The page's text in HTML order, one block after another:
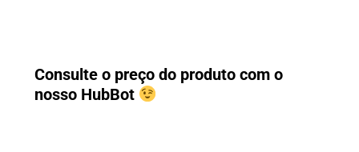
Consulte o preço do produto com o
nosso HubBot